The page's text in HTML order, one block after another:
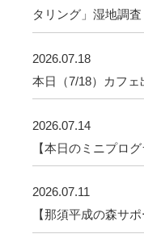
タリング」湿地調査
2026.07.18
本日（7/18）カフ
2026.07.14
【本日のミニプロ
2026.07.11
【那須平成の森サ